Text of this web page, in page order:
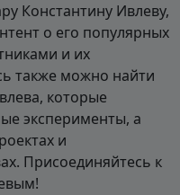
Константину Ивлеву,
о его популярных
и их
также можно найти
которые
эксперименты, а
и
Присоединяйтесь к